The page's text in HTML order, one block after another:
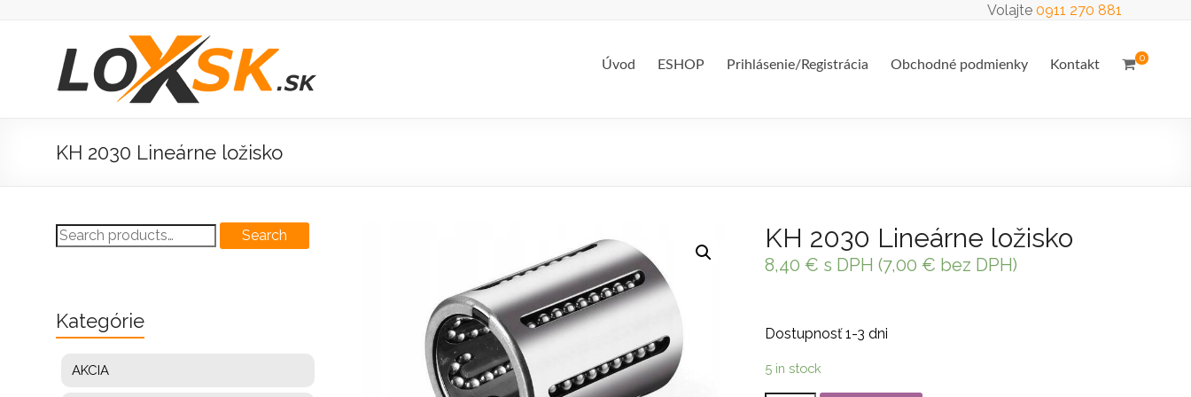
Volajte 0911 270 881
Loxsk
predaj
0
Úvod ESHOP Prihlásenie/Registrácia Obchodné podmienky Kontakt
KH 2030 Lineárne ložisko
KH 2030 Lineárne ložisko
8,40 € s DPH (7,00 € bez DPH)
Dostupnosť 1-3 dni
5 in stock
Search
for:
Search
Kategórie
AKCIA